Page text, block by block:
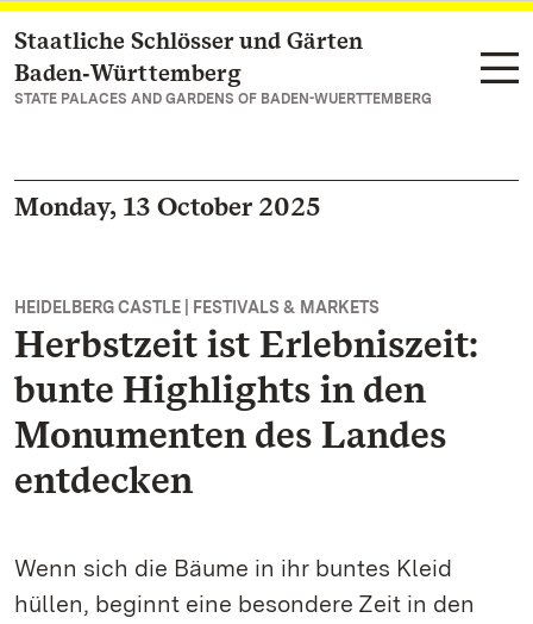
Navigate to main page
Staatliche Schlösser und Gärten
Baden‑Württemberg
STATE PALACES AND GARDENS OF BADEN-WUERTTEMBERG
Monday, 13 October 2025
HEIDELBERG CASTLE | FESTIVALS & MARKETS
Herbstzeit ist Erlebniszeit:
bunte Highlights in den
Monumenten des Landes
entdecken
Wenn sich die Bäume in ihr buntes Kleid
hüllen, beginnt eine besondere Zeit in den